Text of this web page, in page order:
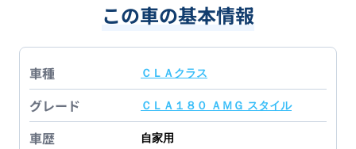
この車の基本情報
車種 ＣＬＡクラス
グレード ＣＬＡ１８０ ＡＭＧ スタイル
車歴 自家用